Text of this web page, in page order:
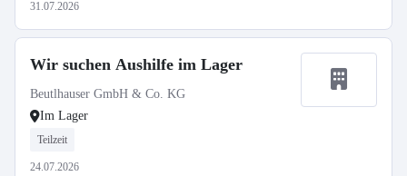
31.07.2026
Wir suchen Aushilfe im Lager
Beutlhauser GmbH & Co. KG
Im Lager
Teilzeit
24.07.2026